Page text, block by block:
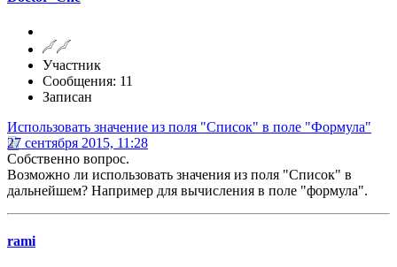
Участник
Сообщения: 11
Записан
Использовать значение из поля "Список" в поле "Формула"
27 сентября 2015, 11:28
Собственно вопрос.
Возможно ли использовать значения из поля "Список" в
дальнейшем? Например для вычисления в поле "формула".
rami